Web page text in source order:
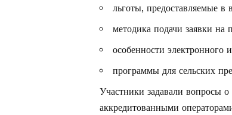
льготы, предоставляемые в
методика подачи заявки на
особенности электронного
программы для сельских
Участники задавали вопросы
аккредитованными